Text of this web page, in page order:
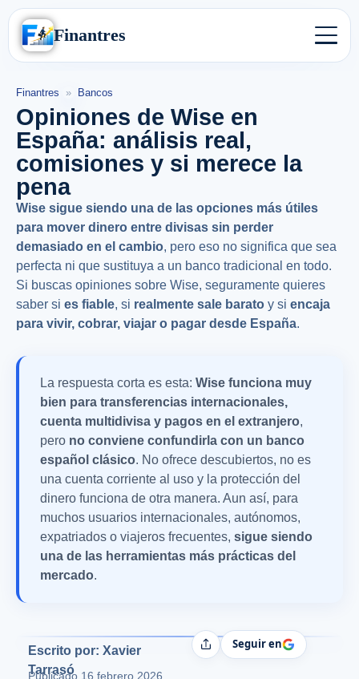
Finantres
Finantres » Bancos
Opiniones de Wise en
España: análisis real,
comisiones y si merece la
pena
Wise sigue siendo una de las opciones más útiles
para mover dinero entre divisas sin perder
demasiado en el cambio, pero eso no significa que sea
perfecta ni que sustituya a un banco tradicional en todo.
Si buscas opiniones sobre Wise, seguramente quieres
saber si es fiable, si realmente sale barato y si encaja
para vivir, cobrar, viajar o pagar desde España.
La respuesta corta es esta: Wise funciona muy
bien para transferencias internacionales,
cuenta multidivisa y pagos en el extranjero,
pero no conviene confundirla con un banco
español clásico. No ofrece descubiertos, no es
una cuenta corriente al uso y la protección del
dinero funciona de otra manera. Aun así, para
muchos usuarios internacionales, autónomos,
expatriados o viajeros frecuentes, sigue siendo
una de las herramientas más prácticas del
mercado.
Escrito por: Xavier
Tarrasó
Publicado 16 febrero 2026
CompartirSeguir en